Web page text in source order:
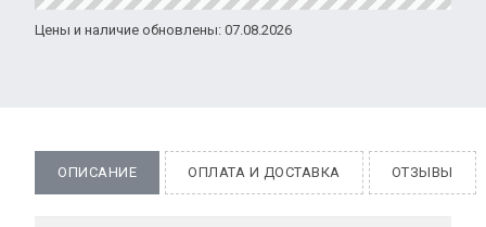
Цены и наличие обновлены: 07.08.2026
ОПИСАНИЕ ОПЛАТА И ДОСТАВКА ОТЗЫВЫ